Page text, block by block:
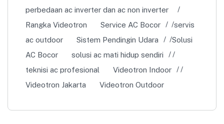
perbedaan ac inverter dan ac non inverter
Rangka Videotron
Service AC Bocor
servis
ac outdoor
Sistem Pendingin Udara
Solusi
AC Bocor
solusi ac mati hidup sendiri
teknisi ac profesional
Videotron Indoor
Videotron Jakarta
Videotron Outdoor